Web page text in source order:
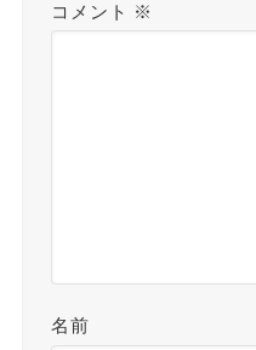
コメント ※
名前